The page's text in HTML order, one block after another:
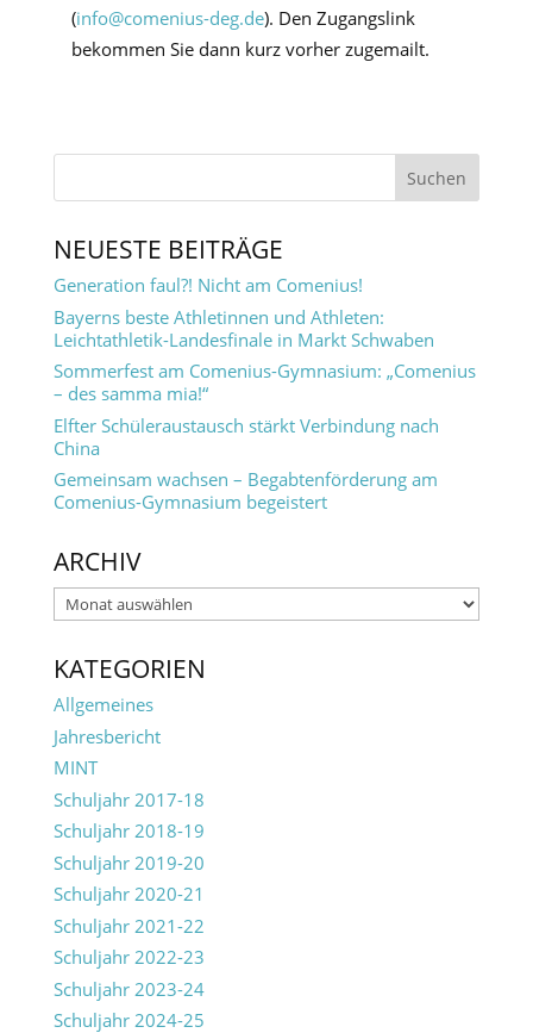
(info@comenius-deg.de). Den Zugangslink
bekommen Sie dann kurz vorher zugemailt.
NEUESTE BEITRÄGE
Generation faul?! Nicht am Comenius!
Bayerns beste Athletinnen und Athleten:
Leichtathletik-Landesfinale in Markt Schwaben
Sommerfest am Comenius-Gymnasium: „Comenius
– des samma mia!“
Elfter Schüleraustausch stärkt Verbindung nach
China
Gemeinsam wachsen – Begabtenförderung am
Comenius-Gymnasium begeistert
ARCHIV
Archiv
KATEGORIEN
Allgemeines
Jahresbericht
MINT
Schuljahr 2017-18
Schuljahr 2018-19
Schuljahr 2019-20
Schuljahr 2020-21
Schuljahr 2021-22
Schuljahr 2022-23
Schuljahr 2023-24
Schuljahr 2024-25